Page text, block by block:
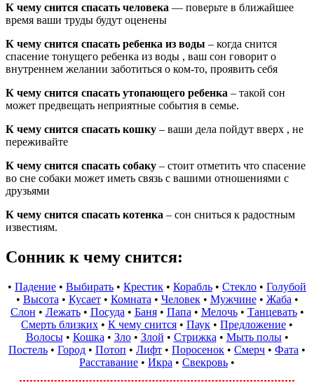
К чему снится спасать человека — поверьте в ближайшее
время ваши труды будут оценены
К чему снится спасать ребенка из воды – когда снится
спасение тонущего ребенка из воды , ваш сон говорит о
внутреннем желании заботиться о ком-то, проявить себя
К чему снится спасать утопающего ребенка – такой сон
может предвещать неприятные события в семье.
К чему снится спасать кошку – ваши дела пойдут вверх , не
переживайте
К чему снится спасать собаку – стоит отметить что спасение
во сне собаки может иметь связь с вашими отношениями с
друзьями
К чему снится спасать котенка – сон сниться к радостным
известиям.
Сонник к чему снится:
• Падение • Выбирать • Крестик • Корабль • Стекло • Голубой
• Высота • Кусает• Комната • Человек• Мужчине• Жаба •
Слон • Лежать• Посуда • Баня• Папа • Мелочь• Танцевать•
Смерть близких • К чему снится • Паук • Предложение •
Волосы• Кошка • Зло• Злой • Стрижка • Мыть полы•
Постель • Город • Потоп • Лифт • Поросенок • Смерч • Фата •
Расставание • Икра • Свекровь •